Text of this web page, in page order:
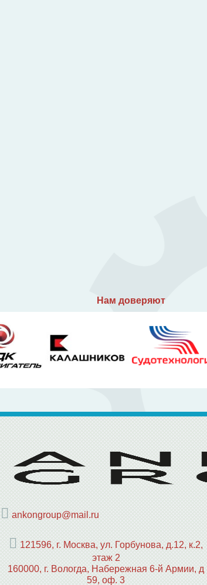
Нам доверяют
ankongroup@mail.ru
121596, г. Москва, ул. Горбунова, д.12, к.2,
этаж 2
160000, г. Вологда, Набережная 6-й Армии, д
59, оф. 3